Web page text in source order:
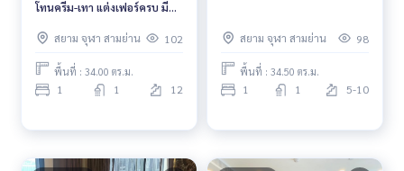
โทนครีม-เทา แต่งเฟอร์ครบ มี
สยาม จุฬา สามย่าน
102
พื้นที่ : 34.00 ตร.ม.
1 1 12
สยาม จุฬา สามย่าน 98
พื้นที่ : 34.50 ตร.ม.
1 1 5-10